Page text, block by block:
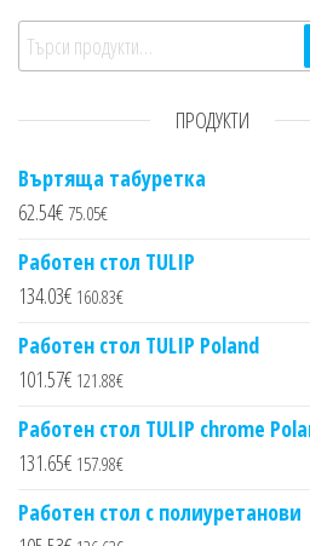
Търсене за:
ПРОДУКТИ
Въртяща табуретка
62.54€ 75.05€
Работен стол TULIP
134.03€ 160.83€
Работен стол TULIP Poland
101.57€ 121.88€
Работен стол TULIP chrome
131.65€ 157.98€
Работен стол с полиуретанови